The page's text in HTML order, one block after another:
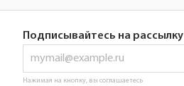
Подписывайтесь на рассылку
Нажимая на кнопку, вы соглашаетесь